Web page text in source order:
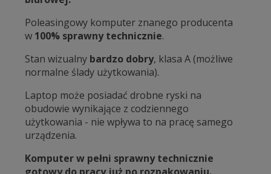
Poleasingowy komputer znanego producenta
w 100% sprawny technicznie.
Stan wizualny bardzo dobry, klasa A (możliwe
normalne ślady użytkowania).
Laptop może posiadać drobne ryski na
obudowie wynikające z codziennego
użytkowania - nie wpływa to na pracę samego
urządzenia.
Komputer w pełni sprawny technicznie